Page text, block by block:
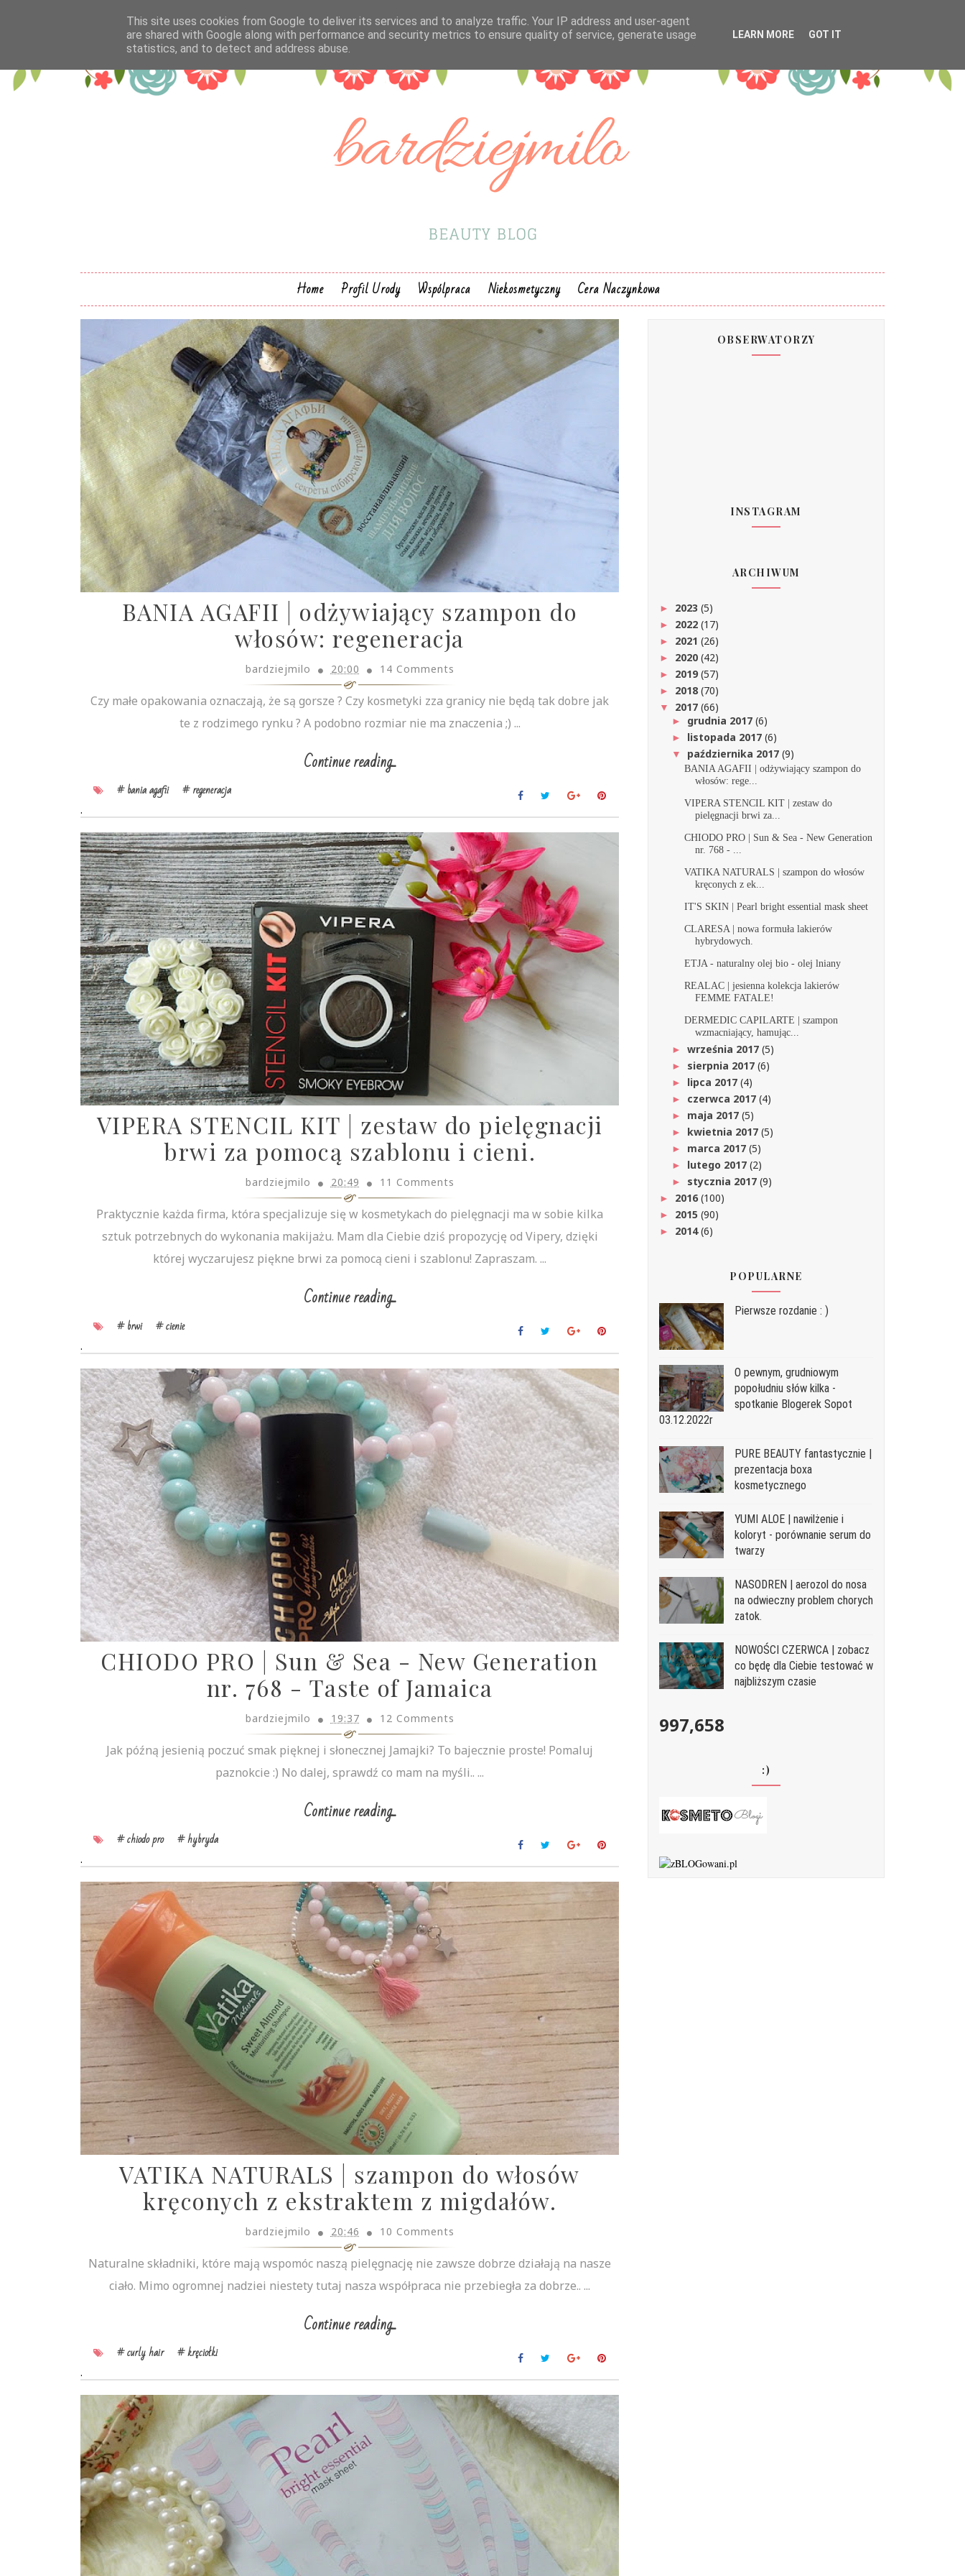
Home Profil Urody Wspólpraca Niekosmetyczny Cera Naczynkowa
BANIA AGAFII | odżywiający szampon do
włosów: regeneracja
bardziejmilo 20:00 14 Comments
Czy małe opakowania oznaczają, że są gorsze ? Czy kosmetyki zza granicy nie będą tak dobre jak
te z rodzimego rynku ? A podobno rozmiar nie ma znaczenia ;) ...
Continue reading...
# bania agafii # regeneracja
.
VIPERA STENCIL KIT | zestaw do pielęgnacji
brwi za pomocą szablonu i cieni.
bardziejmilo 20:49 11 Comments
Praktycznie każda firma, która specjalizuje się w kosmetykach do pielęgnacji ma w sobie kilka
sztuk potrzebnych do wykonania makijażu. Mam dla Ciebie dziś propozycję od Vipery, dzięki
której wyczarujesz piękne brwi za pomocą cieni i szablonu! Zapraszam. ...
Continue reading...
# brwi # cienie
.
CHIODO PRO | Sun & Sea - New Generation
nr. 768 - Taste of Jamaica
bardziejmilo 19:37 12 Comments
Jak późną jesienią poczuć smak pięknej i słonecznej Jamajki? To bajecznie proste! Pomaluj
paznokcie :) No dalej, sprawdź co mam na myśli.. ...
Continue reading...
# chiodo pro # hybryda
.
VATIKA NATURALS | szampon do włosów
kręconych z ekstraktem z migdałów.
bardziejmilo 20:46 10 Comments
Naturalne składniki, które mają wspomóc naszą pielęgnację nie zawsze dobrze działają na nasze
ciało. Mimo ogromnej nadziei niestety tutaj nasza współpraca nie przebiegła za dobrze.. ...
Continue reading...
# curly hair # kręciołki
.
OBSERWATORZY
INSTAGRAM
ARCHIWUM
► 2023 (5)
► 2022 (17)
► 2021 (26)
► 2020 (42)
► 2019(57)
► 2018 (70)
▼ 2017 (66)
► grudnia 2017 (6)
► listopada 2017 (6)
▼ października 2017 (9)
BANIA AGAFII | odżywiający szampon do
włosów: rege...
VIPERA STENCIL KIT | zestaw do
pielęgnacji brwi za...
CHIODO PRO | Sun & Sea - New Generation
nr. 768 - ...
VATIKA NATURALS | szampon do włosów
kręconych z ek...
IT'S SKIN | Pearl bright essential mask sheet
CLARESA | nowa formuła lakierów
hybrydowych.
ETJA - naturalny olej bio - olej lniany
REALAC | jesienna kolekcja lakierów
FEMME FATALE!
DERMEDIC CAPILARTE | szampon
wzmacniający, hamując...
► września 2017 (5)
► sierpnia 2017 (6)
► lipca 2017 (4)
► czerwca 2017 (4)
► maja 2017 (5)
► kwietnia 2017 (5)
► marca 2017 (5)
► lutego 2017 (2)
► stycznia 2017 (9)
► 2016(100)
► 2015 (90)
► 2014(6)
POPULARNE
Pierwsze rozdanie : )
O pewnym, grudniowym
popołudniu słów kilka -
spotkanie Blogerek Sopot
03.12.2022r
PURE BEAUTY fantastycznie |
prezentacja boxa
kosmetycznego
YUMI ALOE | nawilżenie i
koloryt - porównanie serum do
twarzy
NASODREN | aerozol do nosa
na odwieczny problem chorych
zatok.
NOWOŚCI CZERWCA | zobacz
co będę dla Ciebie testować w
najbliższym czasie
997,658
:)
This site uses cookies from Google to deliver its services and to analyze traffic. Your IP address and user-agent
are shared with Google along with performance and security metrics to ensure quality of service, generate usage
statistics, and to detect and address abuse.
LEARN MORE GOT IT